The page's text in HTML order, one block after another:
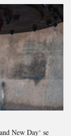
New Day‘ se